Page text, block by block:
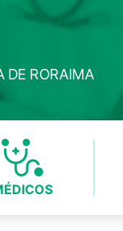
DE RORAIMA